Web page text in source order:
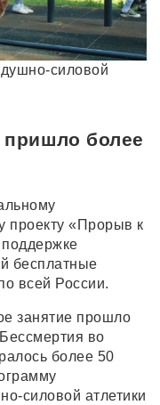
силовой
более
проекту «Прорыв к
бесплатные
всей России.
занятие прошло
во
более 50
силовой атлетики